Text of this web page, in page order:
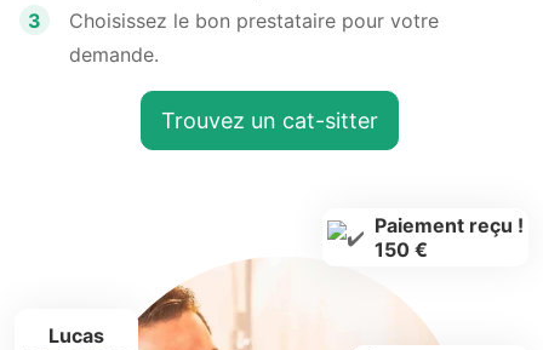
3
Choisissez le bon prestataire pour votre
demande.
Trouvez un cat-sitter
Lucas
Paiement reçu !
150 €